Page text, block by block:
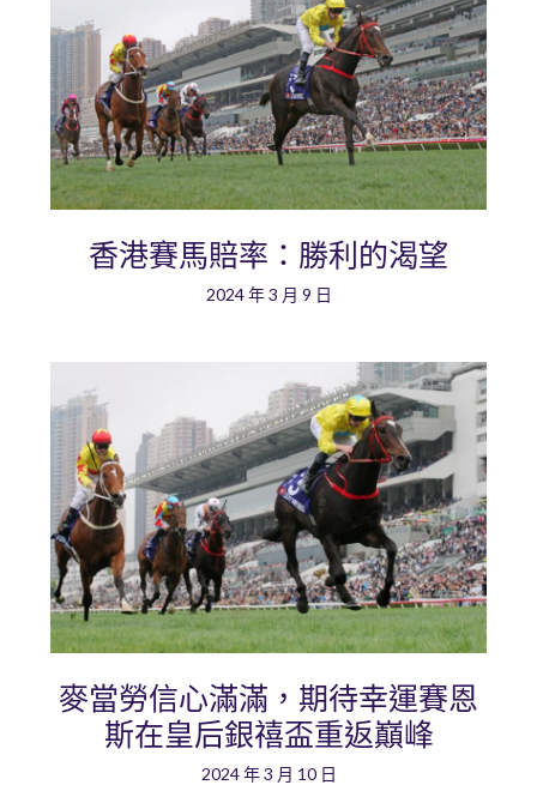
香港賽馬賠率：勝利的渴望
2024 年 3 月 9 日
麥當勞信心滿滿，期待幸運賽恩
斯在皇后銀禧盃重返巔峰
2024 年 3 月 10 日